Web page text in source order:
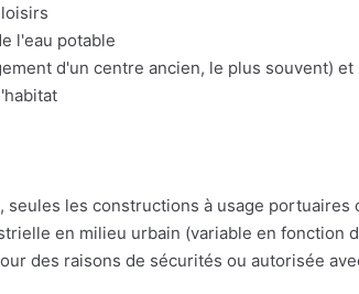
l'eau potable
d'un centre ancien, le plus souvent)
les constructions à usage
en milieu urbain (variable en fonction
des raisons de sécurités ou autorisée